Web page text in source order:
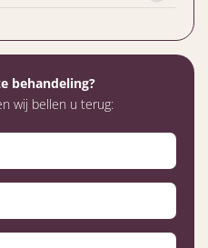
behandeling?
wij bellen u terug: